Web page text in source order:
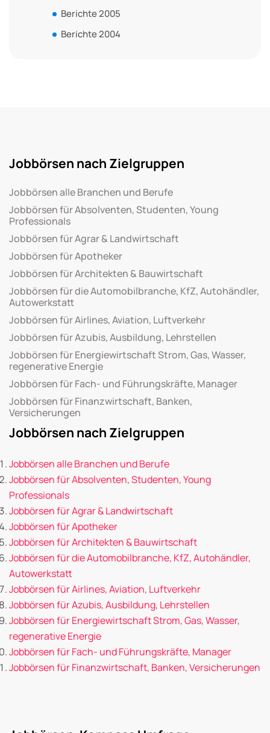
Berichte 2005
Berichte 2004
Jobbörsen nach Zielgruppen
Jobbörsen alle Branchen und Berufe
Jobbörsen für Absolventen, Studenten, Young
Professionals
Jobbörsen für Agrar & Landwirtschaft
Jobbörsen für Apotheker
Jobbörsen für Architekten & Bauwirtschaft
Jobbörsen für die Automobilbranche, KfZ, Autohändler,
Autowerkstatt
Jobbörsen für Airlines, Aviation, Luftverkehr
Jobbörsen für Azubis, Ausbildung, Lehrstellen
Jobbörsen für Energiewirtschaft Strom, Gas, Wasser,
regenerative Energie
Jobbörsen für Fach- und Führungskräfte, Manager
Jobbörsen für Finanzwirtschaft, Banken,
Versicherungen
Jobbörsen nach Zielgruppen
Jobbörsen alle Branchen und Berufe
Jobbörsen für Absolventen, Studenten, Young
Professionals
Jobbörsen für Agrar & Landwirtschaft
Jobbörsen für Apotheker
Jobbörsen für Architekten & Bauwirtschaft
Jobbörsen für die Automobilbranche, KfZ, Autohändler,
Autowerkstatt
Jobbörsen für Airlines, Aviation, Luftverkehr
Jobbörsen für Azubis, Ausbildung, Lehrstellen
Jobbörsen für Energiewirtschaft Strom, Gas, Wasser,
regenerative Energie
Jobbörsen für Fach- und Führungskräfte, Manager
Jobbörsen für Finanzwirtschaft, Banken, Versicherungen